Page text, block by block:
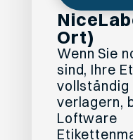
Ort)
Wenn Sie
sind, Ihre
vollständig
verlagern,
Loftware